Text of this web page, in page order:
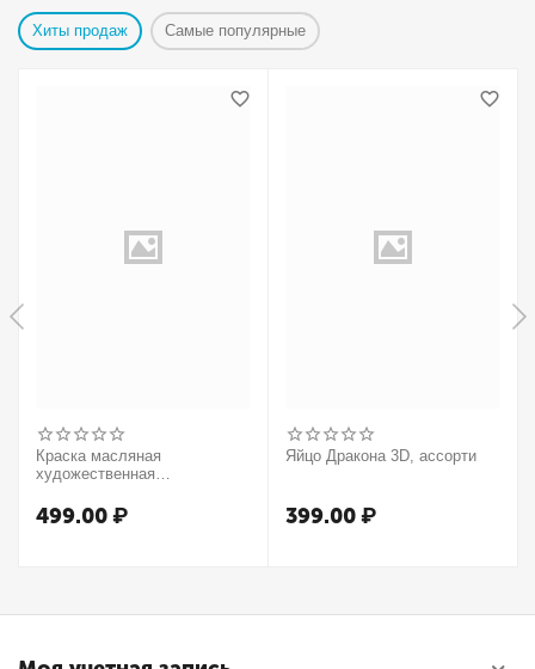
Хиты продаж Самые популярные
Краска масляная
художественная
37мл, туба, оранжевый
499.00₽
Яйцо Дракона 3D, ассорти
399.00₽